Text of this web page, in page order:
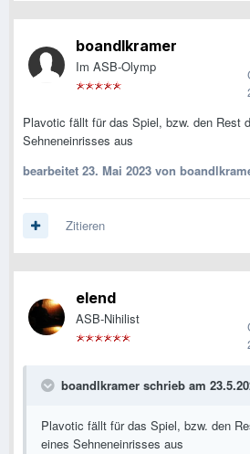
boandlkramer
Im ASB-Olymp
Plavotic fällt für das Spiel, bzw. den Rest
Sehneneinrisses aus
bearbeitet 23. Mai 2023 von
Zitieren
elend
ASB-Nihilist
boandlkramer schrieb am
Plavotic fällt für das Spiel, bzw. den
eines Sehneneinrisses aus